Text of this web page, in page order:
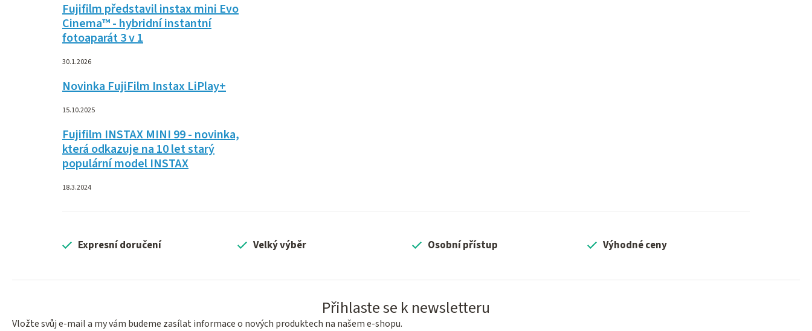
Fujifilm představil instax mini Evo
Cinema™ - hybridní instantní
fotoaparát 3 v 1
30.1.2026
Novinka FujiFilm Instax LiPlay+
15.10.2025
Fujifilm INSTAX MINI 99 - novinka,
která odkazuje na 10 let starý
populární model INSTAX
18.3.2024
Expresní doručení Velký výběr Osobní přístup Výhodné ceny
Přihlaste se k newsletteru
Vložte svůj e-mail a my vám budeme zasílat informace o nových produktech na našem e-shopu.